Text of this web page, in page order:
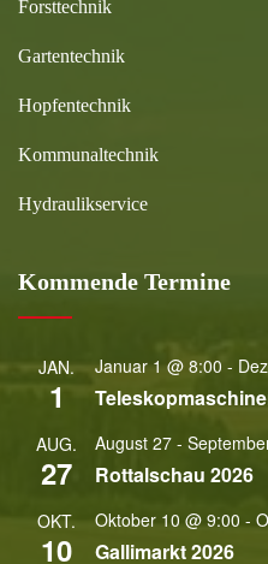
Forsttechnik
Gartentechnik
Hopfentechnik
Kommunaltechnik
Hydraulikservice
Kommende Termine
JAN.
1
Januar 1 @ 8:00 -
AUG.
27
August 27 -
Rottalschau 2026
OKT.
10
Oktober 10 @ 9:00 -
Gallimarkt 2026